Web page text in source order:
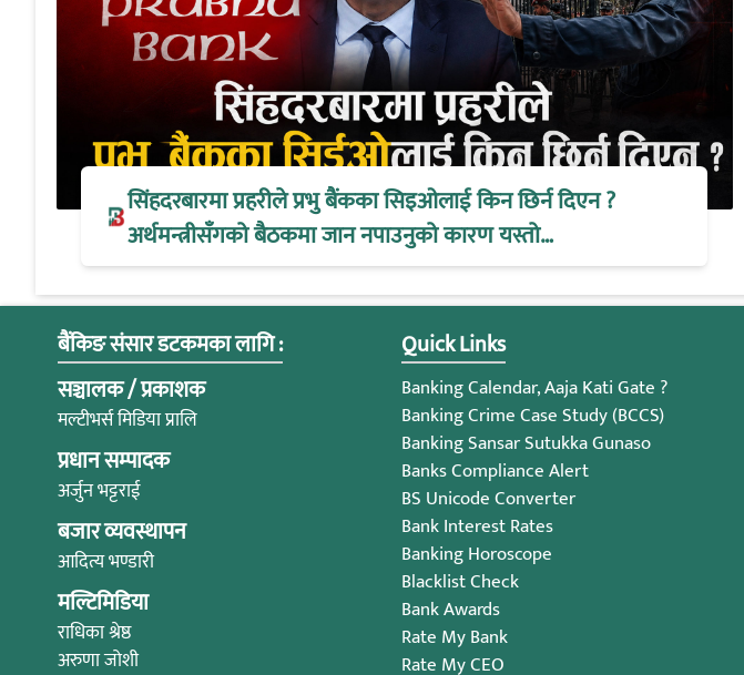
सिंहदरबारमा प्रहरीले प्रभु बैंकका सिइओलाई किन छिर्न दिएन ?
अर्थमन्त्रीसँगको बैठकमा जान नपाउनुको कारण यस्तो…
बैंकिङ संसार डटकमका लागि :
सञ्चालक / प्रकाशक
मल्टीभर्स मिडिया प्रालि
प्रधान सम्पादक
अर्जुन भट्टराई
बजार व्यवस्थापन
आदित्य भण्डारी
मल्टिमिडिया
राधिका श्रेष्ठ
अरुणा जोशी
Quick Links
Banking Calendar, Aaja Kati Gate ?
Banking Crime Case Study (BCCS)
Banking Sansar Sutukka Gunaso
Banks Compliance Alert
BS Unicode Converter
Bank Interest Rates
Banking Horoscope
Blacklist Check
Bank Awards
Rate My Bank
Rate My CEO